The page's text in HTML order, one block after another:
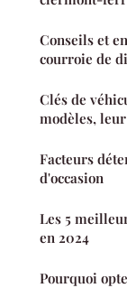
Conseils et
courroie de
Clés de
modèles,
Facteurs
d'occasion
Les 5
en 2024
Pourquoi